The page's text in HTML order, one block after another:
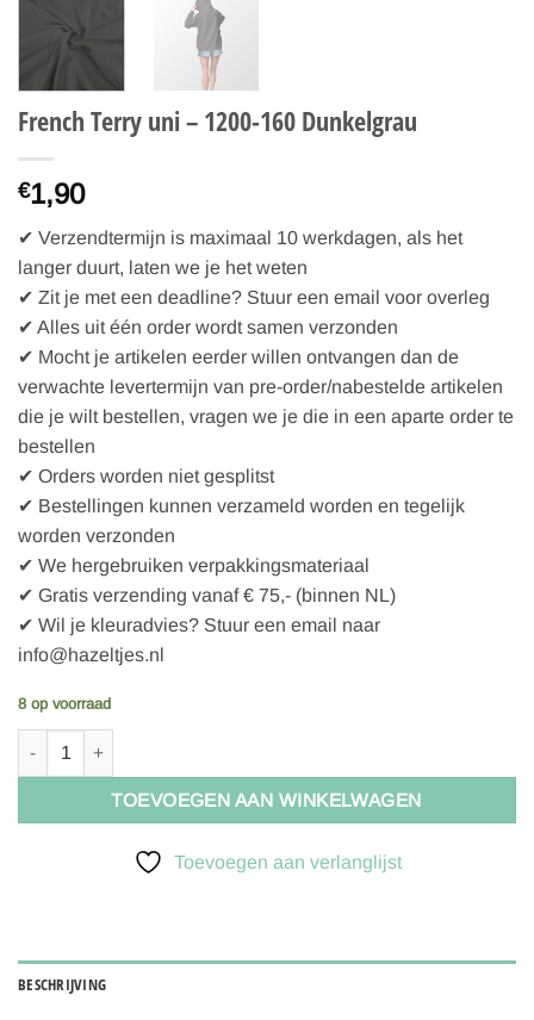
French Terry uni – 1200-160 Dunkelgrau
€1,90
✔ Verzendtermijn is maximaal 10 werkdagen, als het
langer duurt, laten we je het weten
✔ Zit je met een deadline? Stuur een email voor overleg
✔ Alles uit één order wordt samen verzonden
✔ Mocht je artikelen eerder willen ontvangen dan de
verwachte levertermijn van pre-order/nabestelde artikelen
die je wilt bestellen, vragen we je die in een aparte order te
bestellen
✔ Orders worden niet gesplitst
✔ Bestellingen kunnen verzameld worden en tegelijk
worden verzonden
✔ We hergebruiken verpakkingsmateriaal
✔ Gratis verzending vanaf € 75,- (binnen NL)
✔ Wil je kleuradvies? Stuur een email naar
info@hazeltjes.nl
8 op voorraad
TOEVOEGEN AAN WINKELWAGEN
Toevoegen aan verlanglijst
BESCHRIJVING